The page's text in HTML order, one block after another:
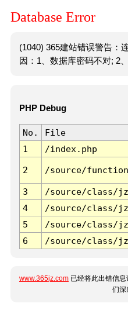
Database Error
(1040) 365建站错误警告：
因：1、数据库密码不对; 2
PHP Debug
No. File
1
/index.php
2 /source/
3 /source/class/
4
/source/class/
5
/source/class/
6
/source/class/
www.365jz.com 已经将此出错信
们深